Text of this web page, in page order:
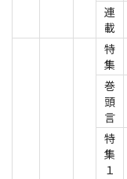
連
載
特
集
巻
頭
言
特
集
１